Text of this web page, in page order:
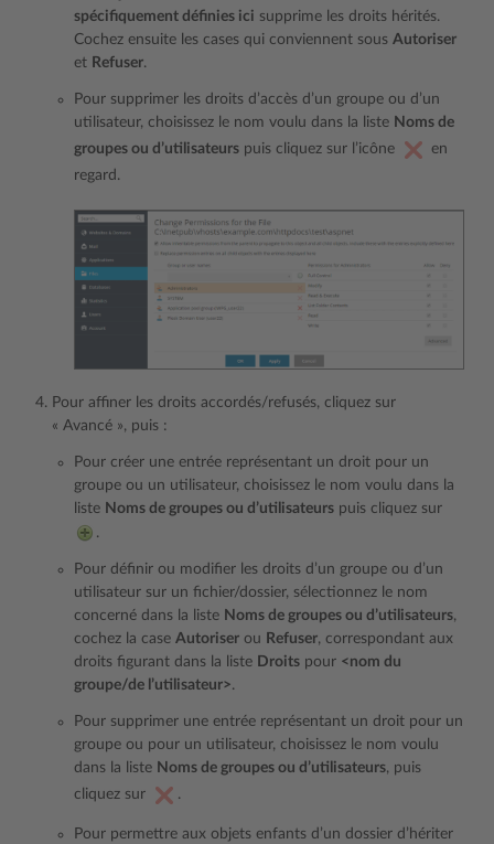
spécifiquement définies ici supprime les droits hérités.
Cochez ensuite les cases qui conviennent sous Autoriser
et Refuser.
Pour supprimer les droits d’accès d’un groupe ou d’un
utilisateur, choisissez le nom voulu dans la liste Noms de
groupes ou d’utilisateurs puis cliquez sur l’icône
en
regard.
Pour affiner les droits accordés/refusés, cliquez sur
« Avancé », puis :
Pour créer une entrée représentant un droit pour un
groupe ou un utilisateur, choisissez le nom voulu dans la
liste Noms de groupes ou d’utilisateurs puis cliquez sur
.
Pour définir ou modifier les droits d’un groupe ou d’un
utilisateur sur un fichier/dossier, sélectionnez le nom
concerné dans la liste Noms de groupes ou d’utilisateurs,
cochez la case Autoriser ou Refuser, correspondant aux
droits figurant dans la liste Droits pour <nom du
groupe/de l’utilisateur>.
Pour supprimer une entrée représentant un droit pour un
groupe ou pour un utilisateur, choisissez le nom voulu
dans la liste Noms de groupes ou d’utilisateurs, puis
cliquez sur
.
Pour permettre aux objets enfants d’un dossier d’hériter